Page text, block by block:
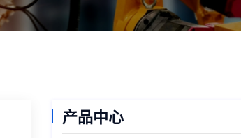
产品中心